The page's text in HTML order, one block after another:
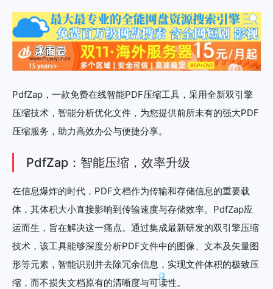
PdfZap，一款免费在线智能PDF压缩工具，采用全新双引擎
压缩技术，智能分析优化文件，为您提供前所未有的强大PDF
压缩服务，助力高效办公与便捷分享。
PdfZap：智能压缩，效率升级
在信息爆炸的时代，PDF文档作为传输和存储信息的重要载
体，其体积大小直接影响到传输速度与存储效率。PdfZap应
运而生，旨在解决这一痛点。通过集成最新研发的双引擎压缩
技术，该工具能够深度分析PDF文件中的图像、文本及矢量图
形等元素，智能识别并去除冗余信息，实现文件体积的极致压
缩，而不损失文档原有的清晰度与可读性。